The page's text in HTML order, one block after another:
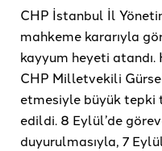
CHP İstanbul İl
mahkeme kararıyla
kayyum heyeti
CHP Milletvekili
etmesiyle büyük tepki
edildi. 8 Eylül’de
duyurulmasıyla, 7